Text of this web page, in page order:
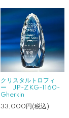
クリスタルトロフィ
ー JP-ZKG-1160-
Gherkin
33,000円(税込)